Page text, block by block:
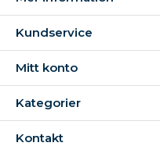
Kundservice
Mitt konto
Kategorier
Kontakt